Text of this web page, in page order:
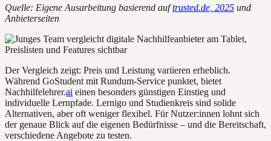
Quelle: Eigene Ausarbeitung basierend auftrusted.de, 2025 und
Anbieterseiten
Der Vergleich zeigt: Preis und Leistung variieren erheblich.
Während GoStudent mit Rundum-Service punktet, bietet
Nachhilfelehrer.ai einen besonders günstigen Einstieg und
individuelle Lernpfade. Lernigo und Studienkreis sind solide
Alternativen, aber oft weniger flexibel. Für Nutzer:innen lohnt sich
der genaue Blick auf die eigenen Bedürfnisse – und die Bereitschaft,
verschiedene Angebote zu testen.